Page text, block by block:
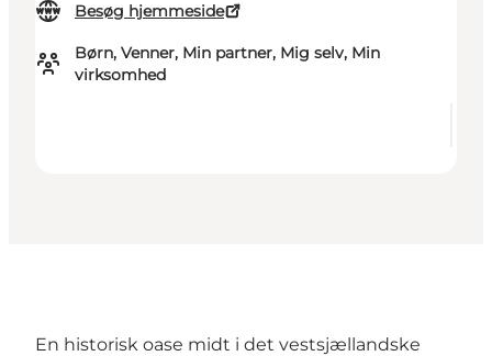
Besøg hjemmeside
Børn, Venner, Min partner, Mig selv, Min
virksomhed
En historisk oase midt i det vestsjællandske